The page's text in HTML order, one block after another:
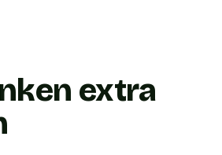
extra